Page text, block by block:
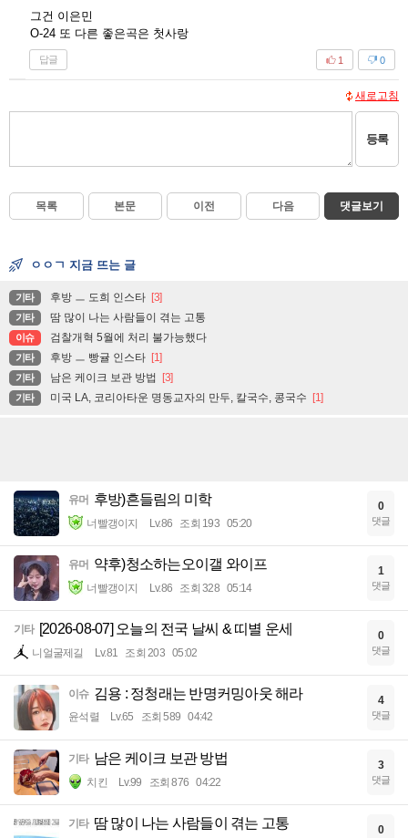
그건 이은민
O-24 또 다른 좋은곡은 첫사랑
답글 0
1
새로고침
등록
목록 본문 이전 다음 댓글보기
ㅇㅇㄱ 지금 뜨는 글
기타 후방 ㅡ 도희 인스타 [3]
기타 땀 많이 나는 사람들이 겪는 고통
이슈 검찰개혁 5월에 처리 불가능했다
기타 후방 ㅡ 빵귤 인스타 [1]
기타 남은 케이크 보관 방법 [3]
기타 미국 LA, 코리아타운 명동교자의 만두, 칼국수, 콩국수 [1]
유머 후방)흔들림의 미학
너빨갱이지 Lv.86 조회 193 05:20
0
댓글
유머 약후)청소하는오이갤 와이프
너빨갱이지 Lv.86 조회 328 05:14
1
댓글
기타 [2026-08-07] 오늘의 전국 날씨 & 띠별 운세
니얼굴제길 Lv.81 조회 203 05:02
0
댓글
이슈 김용 : 정청래는 반명커밍아웃 해라
윤석렬 Lv.65 조회 589 04:42
4
댓글
기타 남은 케이크 보관 방법
치킨 Lv.99 조회 876 04:22
3
댓글
기타 땀 많이 나는 사람들이 겪는 고통 0